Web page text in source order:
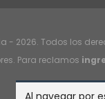
Al navegar por
- 2026. Todos los
Para reclamos